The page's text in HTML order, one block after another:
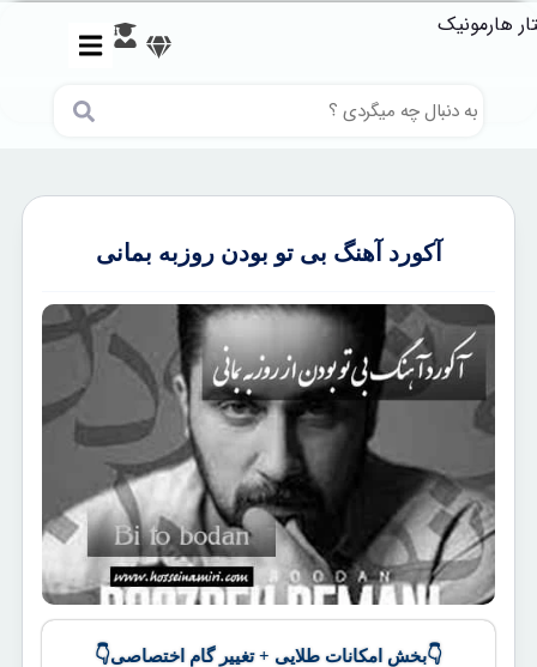
آکورد آهنگ بی تو بودن روزبه بمانی
👇بخش امکانات طلایی + تغییر گام اختصاصی👇